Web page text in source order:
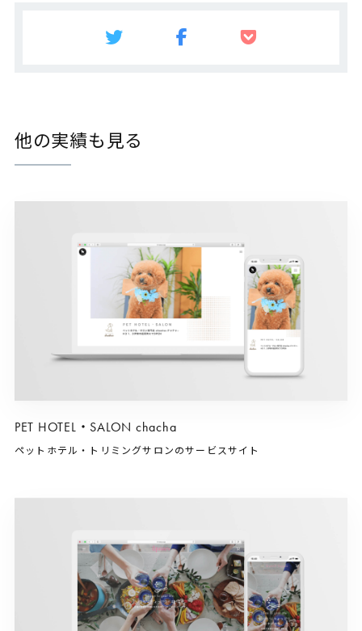
他の実績も見る
PET HOTEL・SALON chacha
ペットホテル・トリミングサロンのサービスサイト